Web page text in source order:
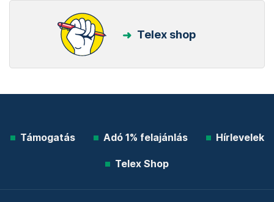
Telex shop
Támogatás Adó 1% felajánlás Hírlevelek
Telex Shop